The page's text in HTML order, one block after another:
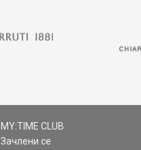
MY:TIME CLUB
Зачлени се